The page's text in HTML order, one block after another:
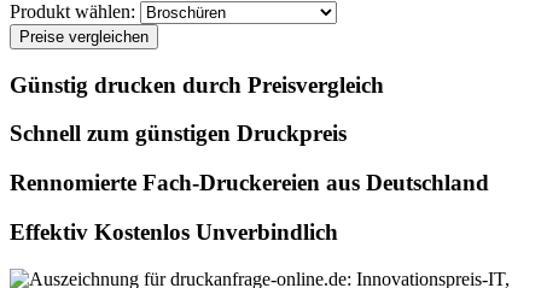
Produkt wählen:
Preise vergleichen
Günstig drucken durch Preisvergleich
Schnell zum günstigen Druckpreis
Rennomierte Fach-Druckereien aus Deutschland
Effektiv Kostenlos Unverbindlich